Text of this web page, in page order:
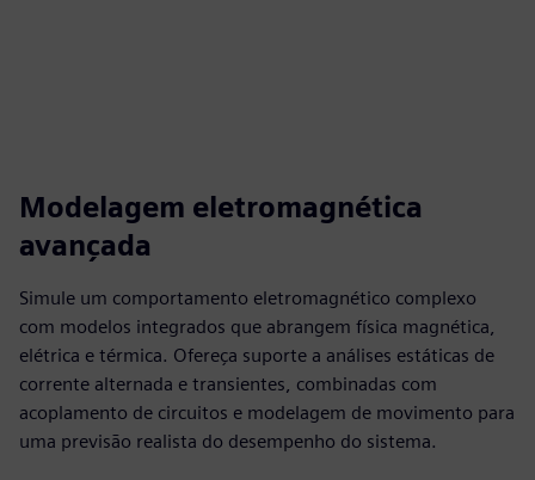
Modelagem eletromagnética
avançada
Simule um comportamento eletromagnético complexo
com modelos integrados que abrangem física magnética,
elétrica e térmica. Ofereça suporte a análises estáticas de
corrente alternada e transientes, combinadas com
acoplamento de circuitos e modelagem de movimento para
uma previsão realista do desempenho do sistema.